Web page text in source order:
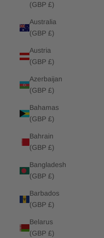
(GBP £)
Australia
(GBP £)
Austria
(GBP £)
Azerbaijan
(GBP £)
Bahamas
(GBP £)
Bahrain
(GBP £)
Bangladesh
(GBP £)
Barbados
(GBP £)
Belarus
(GBP £)